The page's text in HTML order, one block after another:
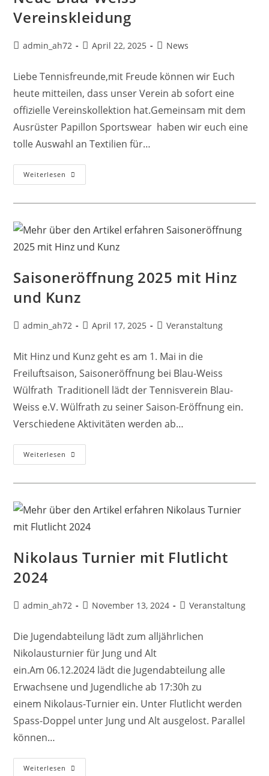
Vereinskleidung
admin_ah72 April 22, 2025 News
Liebe Tennisfreunde,mit Freude können wir Euch
heute mitteilen, dass unser Verein ab sofort eine
offizielle Vereinskollektion hat.Gemeinsam mit dem
Ausrüster Papillon Sportswear haben wir euch eine
tolle Auswahl an Textilien für…
Weiterlesen
Saisoneröffnung 2025 mit Hinz
und Kunz
admin_ah72 April 17, 2025 Veranstaltung
Mit Hinz und Kunz geht es am 1. Mai in die
Freiluftsaison, Saisoneröffnung bei Blau-Weiss
Wülfrath Traditionell lädt der Tennisverein Blau-
Weiss e.V. Wülfrath zu seiner Saison-Eröffnung ein.
Verschiedene Aktivitäten werden ab…
Weiterlesen
Nikolaus Turnier mit Flutlicht
2024
admin_ah72 November 13, 2024 Veranstaltung
Die Jugendabteilung lädt zum alljährlichen
Nikolausturnier für Jung und Alt
ein.Am 06.12.2024 lädt die Jugendabteilung alle
Erwachsene und Jugendliche ab 17:30h zu
einem Nikolaus-Turnier ein. Unter Flutlicht werden
Spass-Doppel unter Jung und Alt ausgelost. Parallel
können…
Weiterlesen